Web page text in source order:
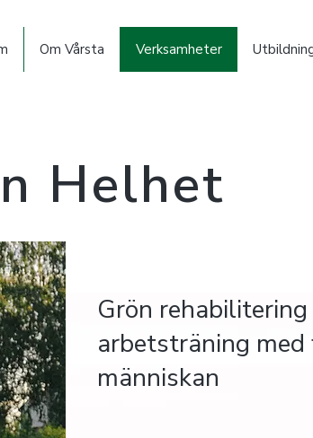
Om Vårsta Verksamheter
Helhet
Grön rehabilitering
arbetsträning med
människan